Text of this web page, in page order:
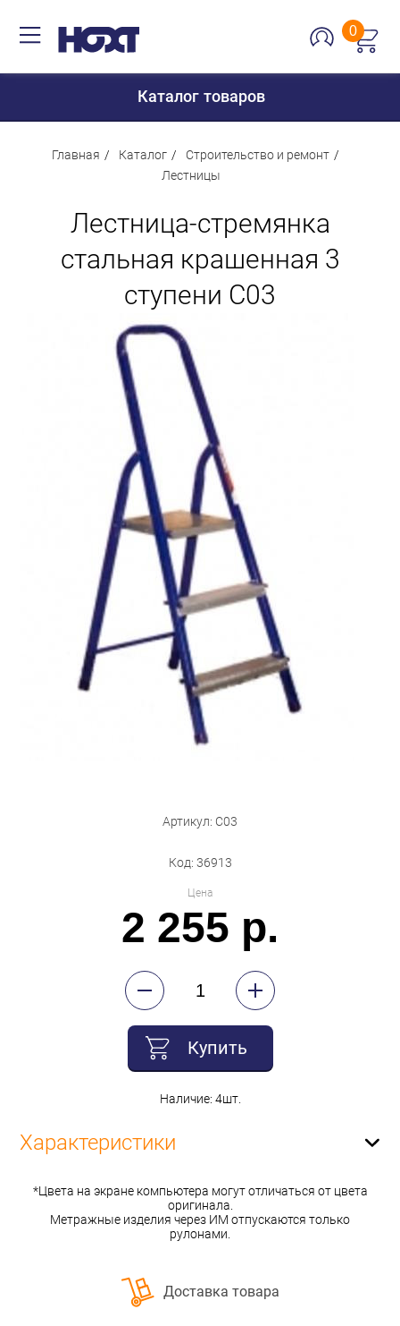
0
Каталог товаров
Для кухни
Сантехника
Для дачи и отдыха
Строительство и ремонт
Бытовая техника
Обувь для дома и дачи
Главная Каталог
Строительство и ремонт
Лестницы
Лестница-стремянка
стальная крашенная 3
ступени С03
Артикул: С03
Код: 36913
Цена
2 255 р.
Купить
Наличие: 4шт.
Характеристики
*Цвета на экране компьютера могут отличаться от цвета
оригинала.
Метражные изделия через ИМ отпускаются только
рулонами.
Доставка товара